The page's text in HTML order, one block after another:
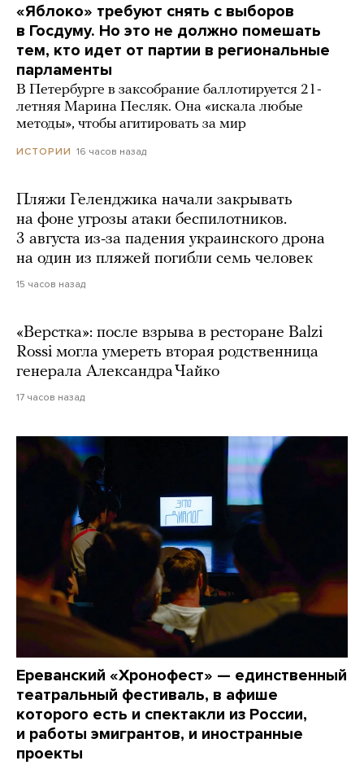
«Яблоко» требуют снять с выборов
в Госдуму. Но это не должно помешать
тем, кто идет от партии в региональные
парламенты
В Петербурге в заксобрание баллотируется 21-
летняя Марина Песляк. Она «искала любые
методы», чтобы агитировать за мир
ИСТОРИИ 16 часов назад
Пляжи Геленджика начали закрывать
на фоне угрозы атаки беспилотников.
3 августа из-за падения украинского дрона
на один из пляжей погибли семь человек
15 часов назад
«Верстка»: после взрыва в ресторане Balzi
Rossi могла умереть вторая родственница
генерала Александра Чайко
17 часов назад
Ереванский «Хронофест» — единственный
театральный фестиваль, в афише
которого есть и спектакли из России,
и работы эмигрантов, и иностранные
проекты